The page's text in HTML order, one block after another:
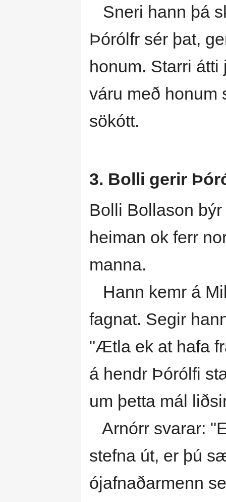
Sneri hann þá
Þórólfr sér þat,
honum. Starri
váru með honum
sökótt.
3. Bolli gerir
Bolli Bollason
heiman ok ferr
manna.
Hann kemr á
fagnat. Segir
"Ætla ek at hafa
á hendr Þórólfi
um þetta mál
Arnórr svarar:
stefna út, er þú
ójafnaðarmenn